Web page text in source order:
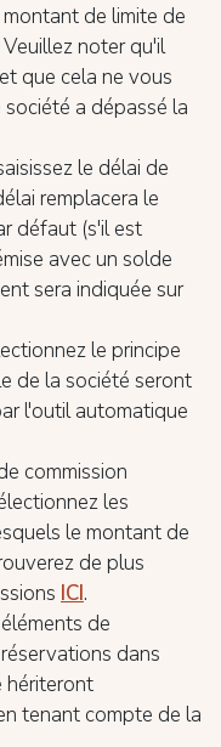
de limite de
noter qu'il
que cela ne vous
a dépassé la
le délai de
remplacera le
défaut (s'il est
avec un solde
sera indiquée sur
le principe
de la société seront
l'outil automatique
commission
les
le montant de
de plus
ICI.
de
dans
hériteront
tenant compte de la